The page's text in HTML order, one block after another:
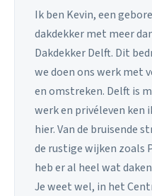
Ik ben Kevin, een
dakdekker met meer
Dakdekker Delft. Dit
we doen ons werk met
en omstreken. Delft is
werk en privéleven ken
hier. Van de bruisende
de rustige wijken zoals
heb er al heel wat
Je weet wel, in het